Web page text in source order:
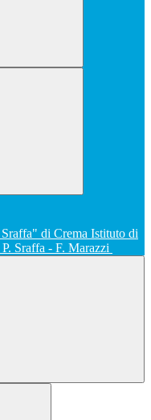
Istituto di
P. Sraffa - F. Marazzi